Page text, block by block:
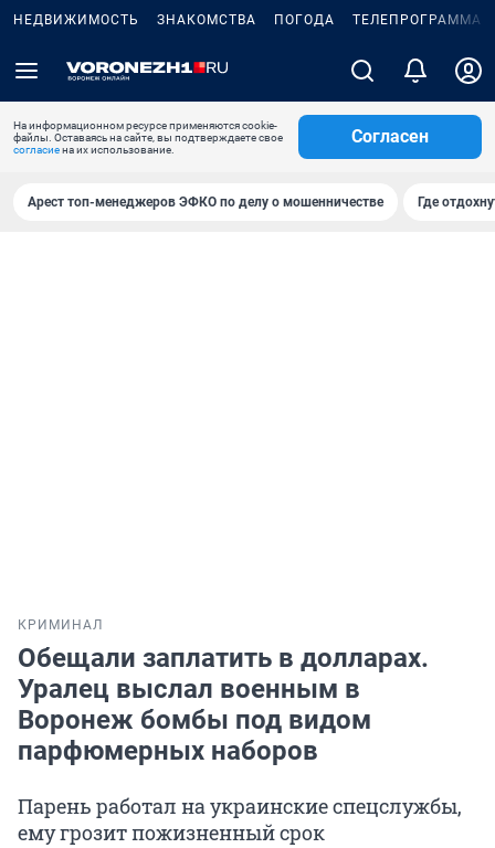
НЕДВИЖИМОСТЬ ЗНАКОМСТВА ПОГОДА ТЕЛЕПРОГРАММА
На информационном ресурсе применяются cookie-
файлы. Оставаясь на сайте, вы подтверждаете свое
согласиена их использование.
Согласен
Арест топ-менеджеров ЭФКО по делу о мошенничестве Где
КРИМИНАЛ
Обещали заплатить в долларах.
Уралец выслал военным в
Воронеж бомбы под видом
парфюмерных наборов
Парень работал на украинские спецслужбы,
ему грозит пожизненный срок